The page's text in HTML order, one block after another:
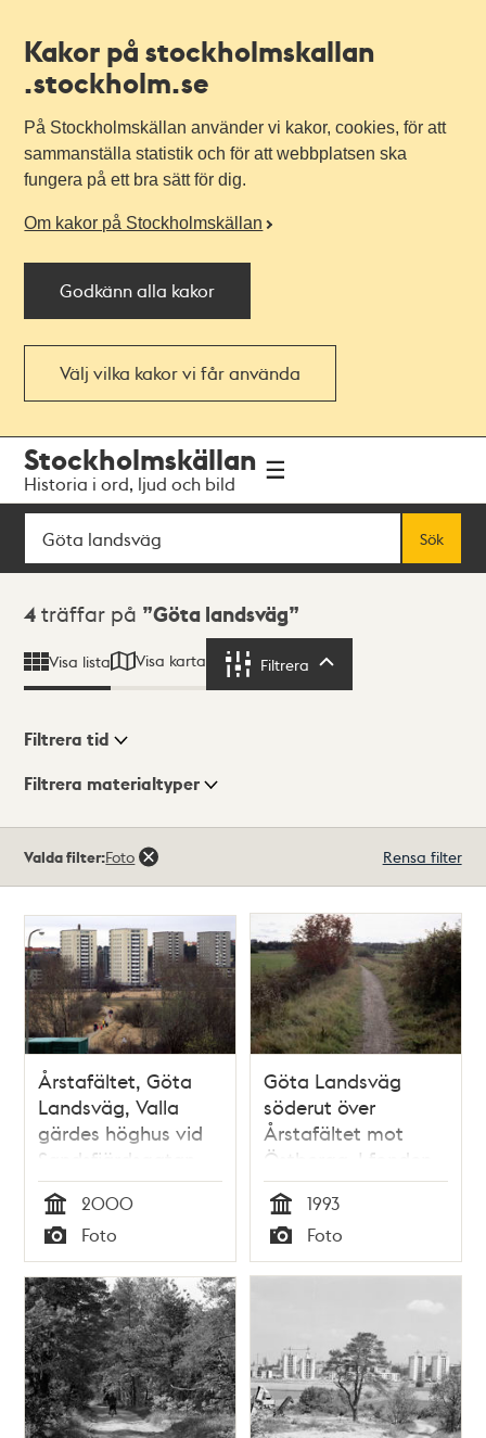
Kakor på stockholmskallan
.stockholm.se
På Stockholmskällan använder vi kakor, cookies, för att
sammanställa statistik och för att webbplatsen ska
fungera på ett bra sätt för dig.
Om kakor på Stockholmskällan
Godkänn alla kakor
Välj vilka kakor vi får använda
navigationen
huvudinnehållet
Stockholmskällan
Historia i ord, ljud och bild
Sök
Sök
Sökresultat
4 träffar på Göta landsväg
Visa lista Visa karta Filtrera
Visningsläge
Filtrera tid
Filtrera materialtyper
träffar
Valda filter:Foto Rensa filter
Årstafältet, Göta
Landsväg, Valla
gärdes höghus vid
Sandsfjärdsgatan
Tid
2000
Typ
Foto
Göta Landsväg
söderut över
Årstafältet mot
Östberga. I fonden
hus i kvarteret
Svärdssidan.
Tid
1993
Typ
Foto